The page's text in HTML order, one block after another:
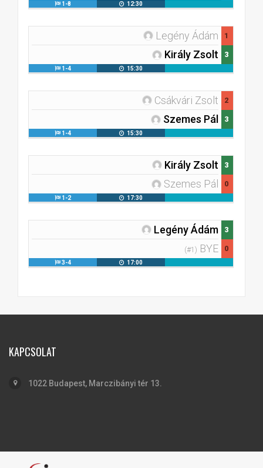
1-8 12:30
Legény Ádám
Király Zsolt
1
3
1-4 15:30
Csákvári Zsolt
Szemes Pál
2
3
1-4 15:30
Király Zsolt
Szemes Pál
3
0
1-2 17:30
Legény Ádám
(#1) BYE
3
0
3-4 17:00
KAPCSOLAT
1022 Budapest, Marczibányi tér 13.